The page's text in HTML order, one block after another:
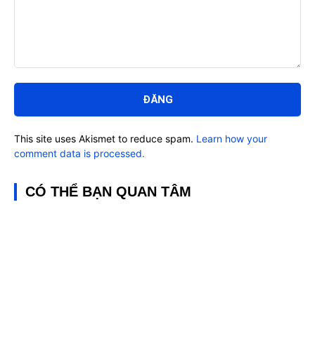
luận:
This site uses Akismet to reduce spam. Learn how your
comment data is processed.
CÓ THỂ BẠN QUAN TÂM